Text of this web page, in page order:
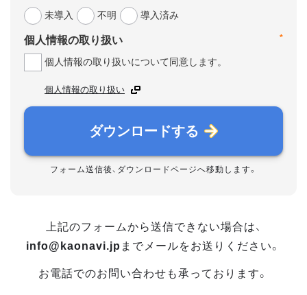
未導入
不明 導入済み
*
個人情報の取り扱い
個人情報の取り扱いについて同意します。
個人情報の取り扱い
ダウンロードする
フォーム送信後、ダウンロードページへ移動します。
上記のフォームから送信できない場合は、
info@kaonavi.jp までメールをお送りください。
お電話でのお問い合わせも承っております。